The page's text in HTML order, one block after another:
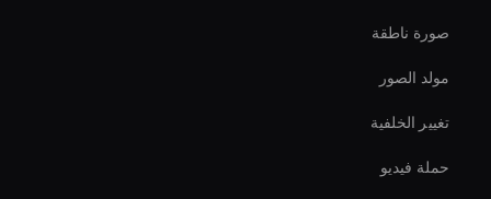
صورة ناطقة
مولد الصور
تغيير الخلفية
حملة فيديو